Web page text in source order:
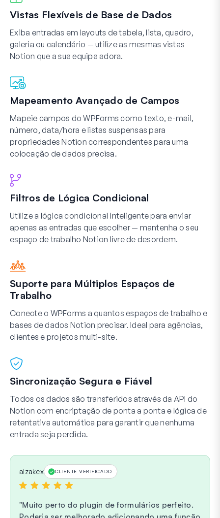
Vistas Flexíveis de Base de Dados
Exiba entradas em layouts de tabela, lista, quadro,
galeria ou calendário — utilize as mesmas vistas
Notion que a sua equipa adora.
Mapeamento Avançado de Campos
Mapeie campos do WPForms como texto, e-mail,
número, data/hora e listas suspensas para
propriedades Notion correspondentes para uma
colocação de dados precisa.
Filtros de Lógica Condicional
Utilize a lógica condicional inteligente para enviar
apenas as entradas que escolher — mantenha o seu
espaço de trabalho Notion livre de desordem.
Suporte para Múltiplos Espaços de
Trabalho
Conecte o WPForms a quantos espaços de trabalho e
bases de dados Notion precisar. Ideal para agências,
clientes e projetos multi-site.
Sincronização Segura e Fiável
Todos os dados são transferidos através da API do
Notion com encriptação de ponta a ponta e lógica de
retentativa automática para garantir que nenhuma
entrada seja perdida.
alzakex CLIENTE VERIFICADO
Muito perto do plugin de formulários perfeito.